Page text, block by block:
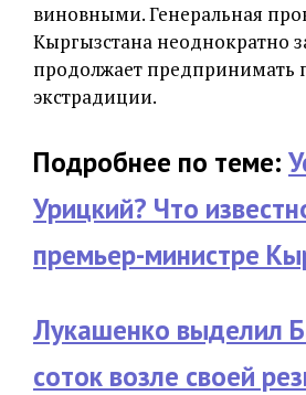
виновными. Генеральная
Кыргызстана неоднократно
продолжает предпринимать
экстрадиции.
Подробнее по теме:
Урицкий? Что
премьер-министре
Лукашенко выделил
соток возле своей